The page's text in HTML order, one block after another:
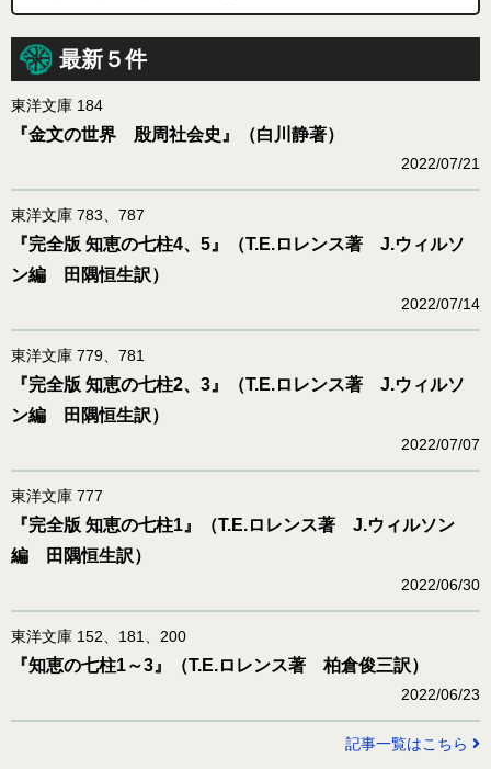
最新５件
東洋文庫 184
『金文の世界 殷周社会史』（白川静著）
2022/07/21
東洋文庫 783、787
『完全版 知恵の七柱4、5』（T.E.ロレンス著 J.ウィルソ
ン編 田隅恒生訳）
2022/07/14
東洋文庫 779、781
『完全版 知恵の七柱2、3』（T.E.ロレンス著 J.ウィルソ
ン編 田隅恒生訳）
2022/07/07
東洋文庫 777
『完全版 知恵の七柱1』（T.E.ロレンス著 J.ウィルソン
編 田隅恒生訳）
2022/06/30
東洋文庫 152、181、200
『知恵の七柱1～3』（T.E.ロレンス著 柏倉俊三訳）
2022/06/23
記事一覧はこちら